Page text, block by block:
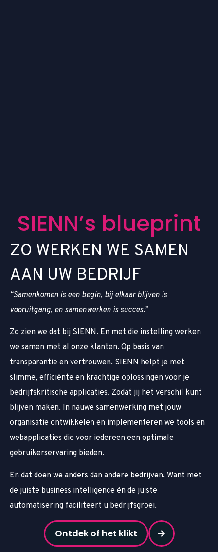
SIENN’s blueprint
ZO WERKEN WE SAMEN
AAN UW BEDRIJF
“Samenkomen is een begin, bij elkaar blijven is
vooruitgang, en samenwerken is succes.”
Zo zien we dat bij SIENN. En met die instelling werken
we samen met al onze klanten. Op basis van
transparantie en vertrouwen. SIENN helpt je met
slimme, efficiënte en krachtige oplossingen voor je
bedrijfskritische applicaties. Zodat jij het verschil kunt
blijven maken. In nauwe samenwerking met jouw
organisatie ontwikkelen en implementeren we tools en
webapplicaties die voor iedereen een optimale
gebruikerservaring bieden.
En dat doen we anders dan andere bedrijven. Want met
de juiste business intelligence én de juiste
automatisering faciliteert u bedrijfsgroei.
Ontdek of het klikt